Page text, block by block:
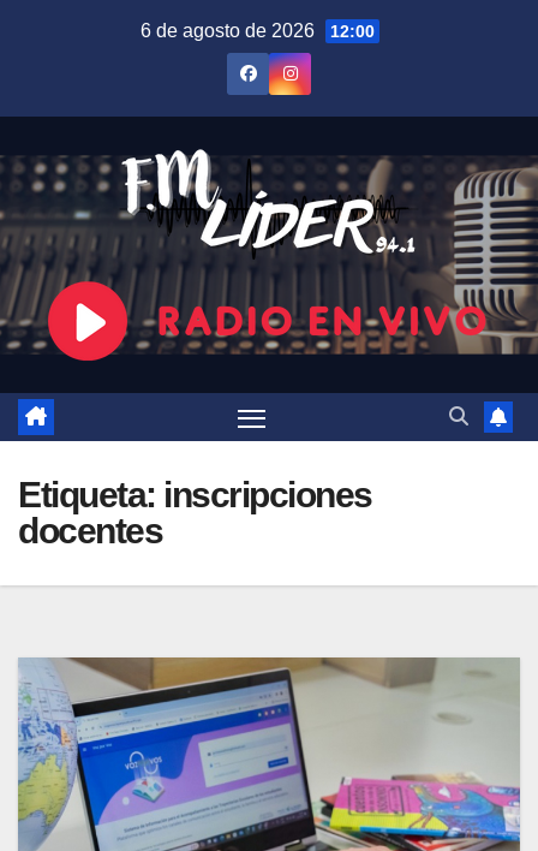
6 de agosto de 2026 12:00
Etiqueta: inscripciones
docentes